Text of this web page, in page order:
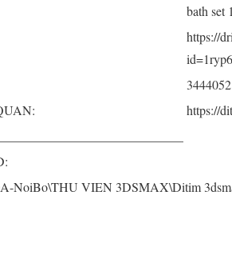
bath set
https://
https://
NoiBo\THU VIEN 3DSMAX\Ditim